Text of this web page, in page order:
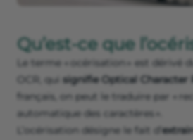
Qu’est-ce que
Le terme « océrisation » est dérivé
OCR, qui signifie Optical Character
français, on peut le traduire par «
automatique des caractères ».
L’océrisation désigne le fait d’